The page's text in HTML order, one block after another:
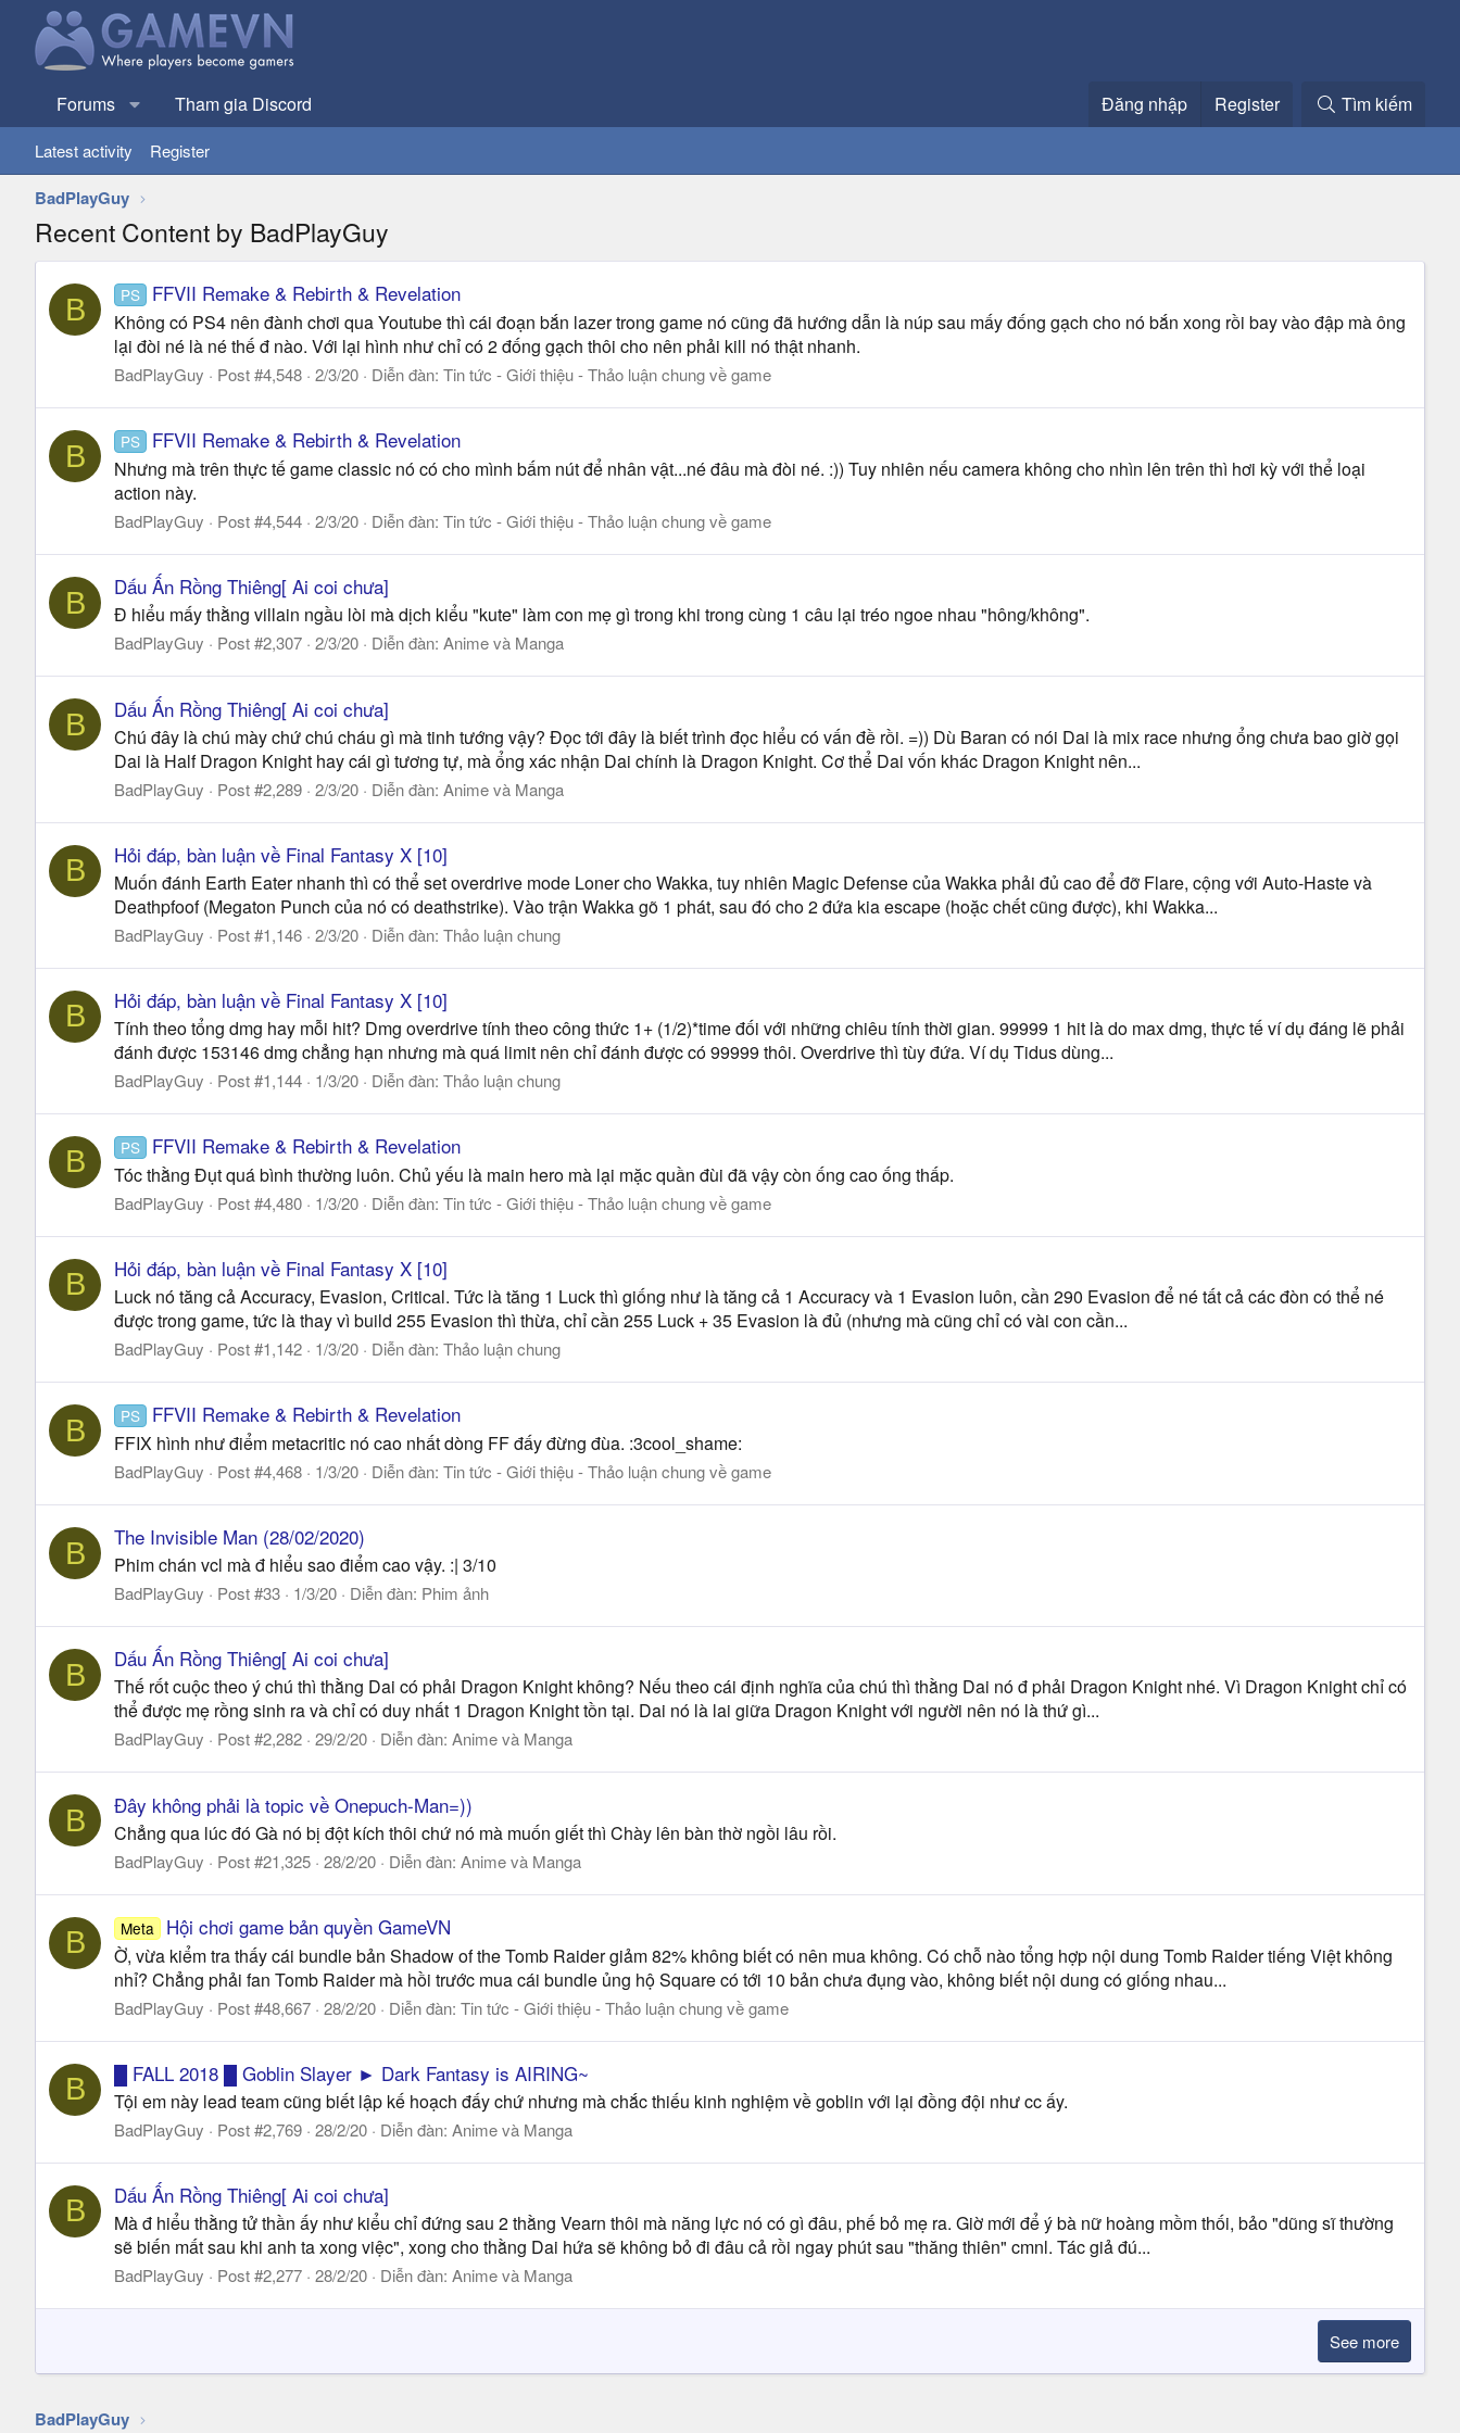
Forums Tham gia Discord Đăng nhập Register Tìm kiếm
Latest activity Register
BadPlayGuy
Recent Content by BadPlayGuy
B PS FFVII Remake & Rebirth & Revelation
Không có PS4 nên đành chơi qua Youtube thì cái đoạn bắn lazer trong game nó cũng đã hướng dẫn là núp sau mấy đống gạch cho nó bắn xong rồi bay vào đập mà ông
lại đòi né là né thế đ nào. Với lại hình như chỉ có 2 đống gạch thôi cho nên phải kill nó thật nhanh.
BadPlayGuy Post #4,548 2/3/20 Diễn đàn: Tin tức - Giới thiệu - Thảo luận chung về game
B PS FFVII Remake & Rebirth & Revelation
Nhưng mà trên thực tế game classic nó có cho mình bấm nút để nhân vật...né đâu mà đòi né. :)) Tuy nhiên nếu camera không cho nhìn lên trên thì hơi kỳ với thể loại
action này.
BadPlayGuy Post #4,544 2/3/20 Diễn đàn: Tin tức - Giới thiệu - Thảo luận chung về game
B Dấu Ấn Rồng Thiêng[ Ai coi chưa]
Đ hiểu mấy thằng villain ngầu lòi mà dịch kiểu "kute" làm con mẹ gì trong khi trong cùng 1 câu lại tréo ngoe nhau "hông/không".
BadPlayGuy Post #2,307 2/3/20 Diễn đàn: Anime và Manga
B Dấu Ấn Rồng Thiêng[ Ai coi chưa]
Chú đây là chú mày chứ chú cháu gì mà tinh tướng vậy? Đọc tới đây là biết trình đọc hiểu có vấn đề rồi. =)) Dù Baran có nói Dai là mix race nhưng ổng chưa bao giờ gọi
Dai là Half Dragon Knight hay cái gì tương tự, mà ổng xác nhận Dai chính là Dragon Knight. Cơ thể Dai vốn khác Dragon Knight nên...
BadPlayGuy Post #2,289 2/3/20 Diễn đàn: Anime và Manga
B Hỏi đáp, bàn luận về Final Fantasy X [10]
Muốn đánh Earth Eater nhanh thì có thể set overdrive mode Loner cho Wakka, tuy nhiên Magic Defense của Wakka phải đủ cao để đỡ Flare, cộng với Auto-Haste và
Deathpfoof (Megaton Punch của nó có deathstrike). Vào trận Wakka gõ 1 phát, sau đó cho 2 đứa kia escape (hoặc chết cũng được), khi Wakka...
BadPlayGuy Post #1,146 2/3/20 Diễn đàn: Thảo luận chung
B Hỏi đáp, bàn luận về Final Fantasy X [10]
Tính theo tổng dmg hay mỗi hit? Dmg overdrive tính theo công thức 1+ (1/2)*time đối với những chiêu tính thời gian. 99999 1 hit là do max dmg, thực tế ví dụ đáng lẽ phải
đánh được 153146 dmg chẳng hạn nhưng mà quá limit nên chỉ đánh được có 99999 thôi. Overdrive thì tùy đứa. Ví dụ Tidus dùng...
BadPlayGuy Post #1,144 1/3/20 Diễn đàn: Thảo luận chung
B PS FFVII Remake & Rebirth & Revelation
Tóc thằng Đụt quá bình thường luôn. Chủ yếu là main hero mà lại mặc quần đùi đã vậy còn ống cao ống thấp.
BadPlayGuy Post #4,480 1/3/20 Diễn đàn: Tin tức - Giới thiệu - Thảo luận chung về game
B Hỏi đáp, bàn luận về Final Fantasy X [10]
Luck nó tăng cả Accuracy, Evasion, Critical. Tức là tăng 1 Luck thì giống như là tăng cả 1 Accuracy và 1 Evasion luôn, cần 290 Evasion để né tất cả các đòn có thể né
được trong game, tức là thay vì build 255 Evasion thì thừa, chỉ cần 255 Luck + 35 Evasion là đủ (nhưng mà cũng chỉ có vài con cần...
BadPlayGuy Post #1,142 1/3/20 Diễn đàn: Thảo luận chung
B PS FFVII Remake & Rebirth & Revelation
FFIX hình như điểm metacritic nó cao nhất dòng FF đấy đừng đùa. :3cool_shame:
BadPlayGuy Post #4,468 1/3/20 Diễn đàn: Tin tức - Giới thiệu - Thảo luận chung về game
B The Invisible Man (28/02/2020)
Phim chán vcl mà đ hiểu sao điểm cao vậy. :| 3/10
BadPlayGuy Post #33 1/3/20 Diễn đàn: Phim ảnh
B Dấu Ấn Rồng Thiêng[ Ai coi chưa]
Thế rốt cuộc theo ý chú thì thằng Dai có phải Dragon Knight không? Nếu theo cái định nghĩa của chú thì thằng Dai nó đ phải Dragon Knight nhé. Vì Dragon Knight chỉ có
thể được mẹ rồng sinh ra và chỉ có duy nhất 1 Dragon Knight tồn tại. Dai nó là lai giữa Dragon Knight với người nên nó là thứ gì...
BadPlayGuy Post #2,282 29/2/20 Diễn đàn: Anime và Manga
B Đây không phải là topic về Onepuch-Man=))
Chẳng qua lúc đó Gà nó bị đột kích thôi chứ nó mà muốn giết thì Chày lên bàn thờ ngồi lâu rồi.
BadPlayGuy Post #21,325 28/2/20 Diễn đàn: Anime và Manga
B Meta Hội chơi game bản quyền GameVN
Ờ, vừa kiểm tra thấy cái bundle bản Shadow of the Tomb Raider giảm 82% không biết có nên mua không. Có chỗ nào tổng hợp nội dung Tomb Raider tiếng Việt không
nhỉ? Chẳng phải fan Tomb Raider mà hồi trước mua cái bundle ủng hộ Square có tới 10 bản chưa đụng vào, không biết nội dung có giống nhau...
BadPlayGuy Post #48,667 28/2/20 Diễn đàn: Tin tức - Giới thiệu - Thảo luận chung về game
B █ FALL 2018 █ Goblin Slayer ► Dark Fantasy is AIRING~
Tội em này lead team cũng biết lập kế hoạch đấy chứ nhưng mà chắc thiếu kinh nghiệm về goblin với lại đồng đội như cc ấy.
BadPlayGuy Post #2,769 28/2/20 Diễn đàn: Anime và Manga
B Dấu Ấn Rồng Thiêng[ Ai coi chưa]
Mà đ hiểu thằng tử thần ấy như kiểu chỉ đứng sau 2 thằng Vearn thôi mà năng lực nó có gì đâu, phế bỏ mẹ ra. Giờ mới để ý bà nữ hoàng mồm thối, bảo "dũng sĩ thường
sẽ biến mất sau khi anh ta xong việc", xong cho thằng Dai hứa sẽ không bỏ đi đâu cả rồi ngay phút sau "thăng thiên" cmnl. Tác giả đú...
BadPlayGuy Post #2,277 28/2/20 Diễn đàn: Anime và Manga
See more
BadPlayGuy